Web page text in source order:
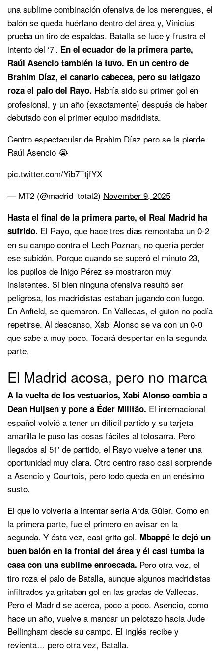
una sublime combinación ofensiva de los merengues, el
balón se queda huérfano dentro del área y, Vinicius
prueba un tiro de espaldas. Batalla se luce y frustra el
intento del ‘7’. En el ecuador de la primera parte,
Raúl Asencio también la tuvo. En un centro de
Brahim Díaz, el canario cabecea, pero su latigazo
roza el palo del Rayo. Habría sido su primer gol en
profesional, y un año (exactamente) después de haber
debutado con el primer equipo madridista.
Centro espectacular de Brahim Díaz pero se la pierde
Raúl Asencio 😭
pic.twitter.com/Yib7TtjfYX
— MT2 (@madrid_total2) November 9, 2025
Hasta el final de la primera parte, el Real Madrid ha
sufrido. El Rayo, que hace tres días remontaba un 0-2
en su campo contra el Lech Poznan, no quería perder
ese subidón. Porque cuando se superó el minuto 23,
los pupilos de Iñigo Pérez se mostraron muy
insistentes. Si bien ninguna ofensiva resultó ser
peligrosa, los madridistas estaban jugando con fuego.
En Anfield, se quemaron. En Vallecas, el guion no podía
repetirse. Al descanso, Xabi Alonso se va con un 0-0
que sabe a muy poco. Tocará despertar en la segunda
parte.
El Madrid acosa, pero no marca
A la vuelta de los vestuarios, Xabi Alonso cambia a
Dean Huijsen y pone a Éder Militão. El internacional
español volvió a tener un difícil partido y su tarjeta
amarilla le puso las cosas fáciles al tolosarra. Pero
llegados al 51′ de partido, el Rayo vuelve a tener una
oportunidad muy clara. Otro centro raso casi sorprende
a Asencio y Courtois, pero todo queda en un enésimo
susto.
El que lo volvería a intentar sería Arda Güler. Como en
la primera parte, fue el primero en avisar en la
segunda. Y ésta vez, casi grita gol. Mbappé le dejó un
buen balón en la frontal del área y él casi tumba la
casa con una sublime enroscada. Pero otra vez, el
tiro roza el palo de Batalla, aunque algunos madridistas
infiltrados ya gritaban gol en las gradas de Vallecas.
Pero el Madrid se acerca, poco a poco. Asencio, como
hace un año, vuelve a mandar un pelotazo hacia Jude
Bellingham desde su campo. El inglés recibe y
revienta… pero otra vez, Batalla.